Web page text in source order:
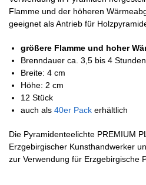
Flamme und der höheren
geeignet als Antrieb für
größere Flamme und hoher
Brenndauer ca. 3,5 bis 4 Stunden
Breite: 4 cm
Höhe: 2 cm
12 Stück
auch als 40er Pack erhältlich
Die Pyramidenteelichte PREMIUM
Erzgebirgischer Kunsthandwerker
zur Verwendung für Erzgebirgische